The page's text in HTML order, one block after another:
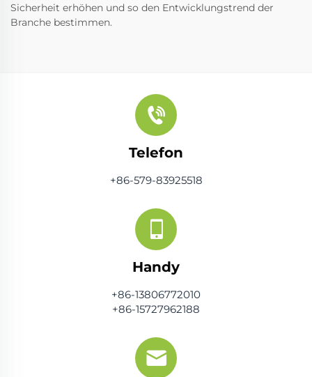
Sicherheit erhöhen und so den Entwicklungstrend der
Branche bestimmen.
Telefon
+86-579-83925518
Handy
+86-13806772010
+86-15727962188